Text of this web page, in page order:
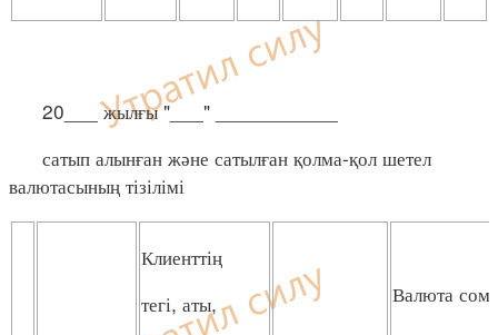
20___ жылғы "___" ___________
сатып алынған және сатылған қолма-қол шетел
валютасының тізілімі
Клиенттің
тегі, аты,
Валюта